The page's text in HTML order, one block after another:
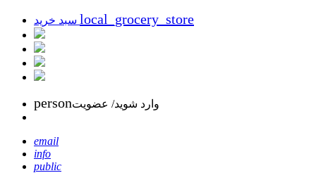
local_grocery_store
personوارد شوید/ عضویت
email
info
public